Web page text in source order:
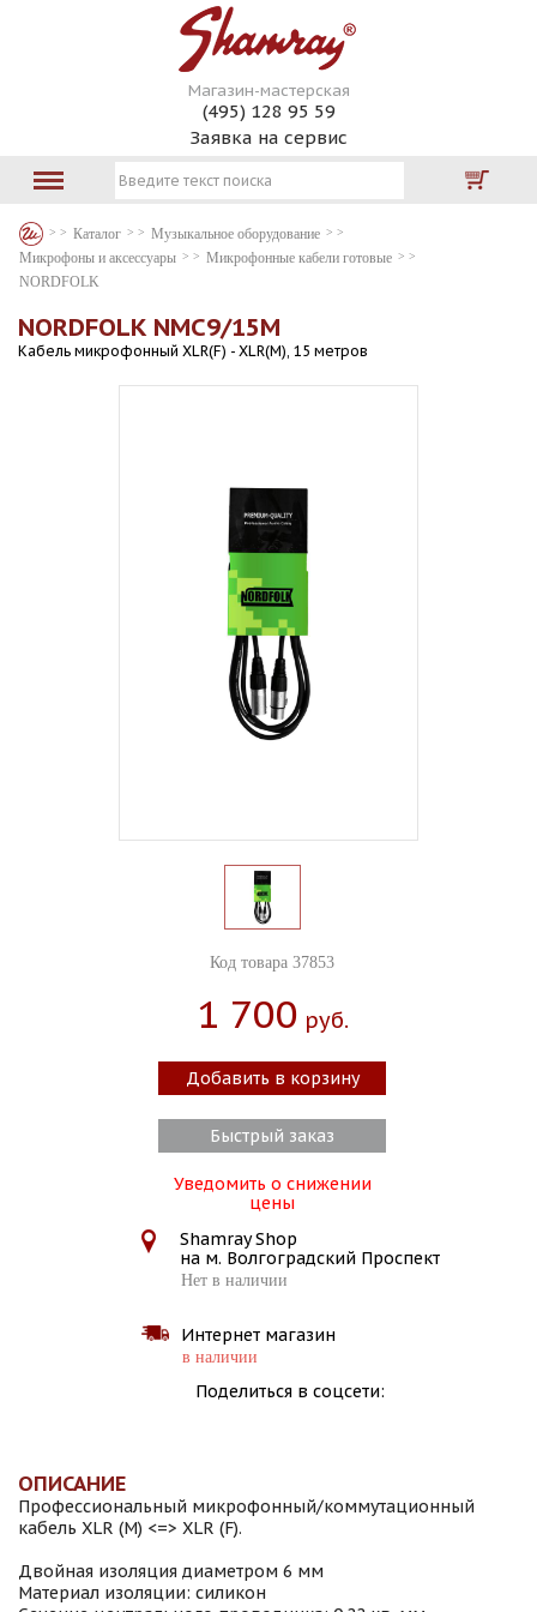
Магазин-мастерская
(495) 128 95 59
Заявка на сервис
Каталог
Музыкальное оборудование
Микрофоны и аксессуары
Микрофонные кабели готовые
NORDFOLK
NORDFOLK NMC9/15M
Кабель микрофонный XLR(F) - XLR(M), 15 метров
Код товара 37853
1 700 Руб.
Добавить в корзину
Быстрый заказ
Уведомить о снижении
цены
Shamray Shop
на м. Волгоградский Проспект
Нет в наличии
Интернет магазин
в наличии
Поделиться в соцсети:
ОПИСАНИЕ
Профессиональный микрофонный/коммутационный
кабель XLR (M) <=> XLR (F).
Двойная изоляция диаметром 6 мм
Материал изоляции: силикон